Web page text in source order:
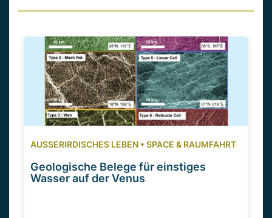
AUSSERIRDISCHES LEBEN • SPACE & RAUMFAHRT
Geologische Belege für einstiges
Wasser auf der Venus